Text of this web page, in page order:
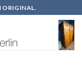
ORIGINAL.